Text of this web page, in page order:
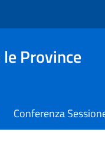
Province
Conferenza